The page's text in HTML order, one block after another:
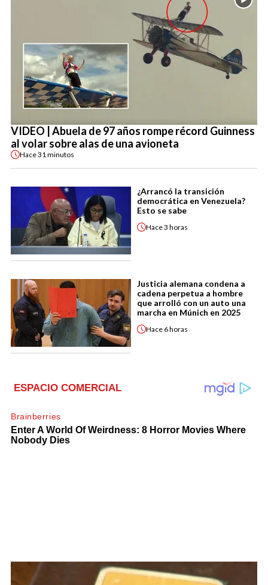
VIDEO | Abuela de 97 años rompe récord Guinness
al volar sobre alas de una avioneta
Hace31 minutos
¿Arrancó la transición
democrática en Venezuela?
Esto se sabe
Hace3 horas
Justicia alemana condena a
cadena perpetua a hombre
que arrolló con un auto una
marcha en Múnich en 2025
Hace 6 horas